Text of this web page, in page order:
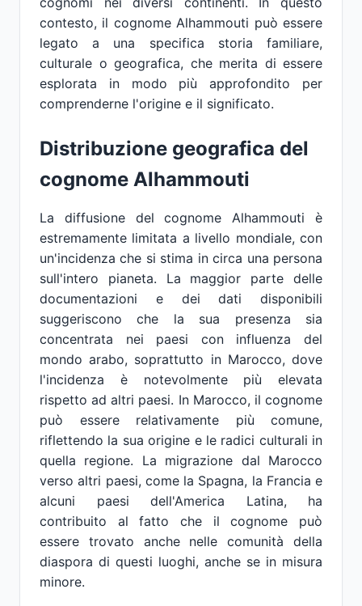
contesto, il cognome Alhammouti può essere
legato a una specifica storia familiare,
culturale o geografica, che merita di essere
esplorata in modo più approfondito per
comprenderne l'origine e il significato.
Distribuzione geografica del
cognome Alhammouti
La diffusione del cognome Alhammouti è
estremamente limitata a livello mondiale, con
un'incidenza che si stima in circa una persona
sull'intero pianeta. La maggior parte delle
documentazioni e dei dati disponibili
suggeriscono che la sua presenza sia
concentrata nei paesi con influenza del
mondo arabo, soprattutto in Marocco, dove
l'incidenza è notevolmente più elevata
rispetto ad altri paesi. In Marocco, il cognome
può essere relativamente più comune,
riflettendo la sua origine e le radici culturali in
quella regione. La migrazione dal Marocco
verso altri paesi, come la Spagna, la Francia e
alcuni paesi dell'America Latina, ha
contribuito al fatto che il cognome può
essere trovato anche nelle comunità della
diaspora di questi luoghi, anche se in misura
minore.